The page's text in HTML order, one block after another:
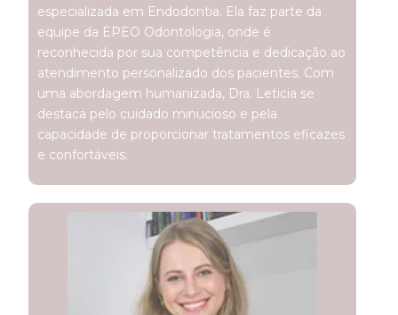
especializada em Endodontia. Ela faz parte da
equipe da EPEO Odontologia, onde é
reconhecida por sua competência e dedicação ao
atendimento personalizado dos pacientes. Com
uma abordagem humanizada, Dra. Leticia se
destaca pelo cuidado minucioso e pela
capacidade de proporcionar tratamentos eficazes
e confortáveis.